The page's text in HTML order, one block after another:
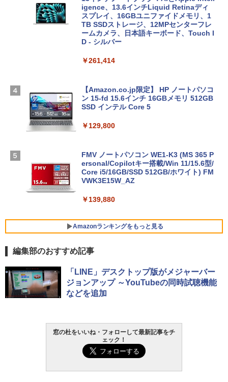
igence、13.6インチLiquid Retinaディ
スプレイ、16GBユニファイドメモリ、1
TB SSDストレージ、12MPセンターフレ
ームカメラ、日本語キーボード、Touch I
D - シルバー
￥261,414
【Amazon.co.jp限定】 HP ノートパソコ
ン 15-fd 15.6インチ 16GBメモリ 512GB
SSD インテル Core 5
￥129,800
FMV ノートパソコン WE1-K3 (MS 365 P
ersonal/Copilotキー搭載/Win 11/15.6型/
Core i5/16GB/SSD 512GB/ホワイト) FM
VWK3E15W_AZ
￥139,880
Amazonランキングをもっと見る
Robloxギフトカード - 800 Robux 【限
定バーチャルアイテムを含む】 【オンラ
インゲームコード】 ロブロックス | オン
ラインコード版
Robloxギフトカード - 1000 Robux 【限
定バーチャルアイテムを含む】 【オンラ
インゲームコード】 ロブロックス |オン
生成AIパスポート公式テキスト 第４版
￥1,766
AIイラスト表現辞典: 思い通りの絵を引き
出す プロンプトの言葉 AI画像生成シリー
ズ (はぴーイラストLabo)
Amazon Kindle Paperwhite (16GB) 7イ
ンチディスプレイ、色調調節ライト、12
週間持続バッテリー、広告なし、ブラッ
ク
Amazon Kindle - 目に優しい、かさばら
ない、大きな画面で読みやすい、6週間持
続バッテリー、6インチディスプレイ電子
編集部のおすすめ記事
「LINE」デスクトップ版がメジャーバー
ジョンアップ ～YouTubeの同時試聴機能
などを追加
窓の杜をいいね・フォローして最新記事をチ
ェック！